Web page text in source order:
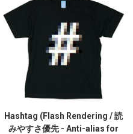
Hashtag (Flash Rendering / 読
みやすさ優先 - Anti-alias for